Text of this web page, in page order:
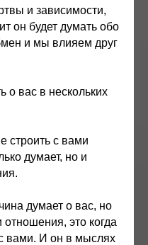
и зависимости,
он будет думать обо
и мы влияем друг
о вас в нескольких
строить с вами
думает, но и
думает о вас, но
это когда
вами. И он в мыслях